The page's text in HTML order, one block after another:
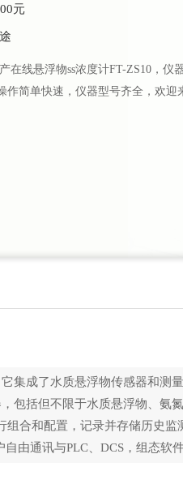
元
在线悬浮物ss浓度计FT-ZS10，
作简单快速，仪器型号齐全，欢迎
集成了水质悬浮物传感器和测
包括但不限于水质悬浮物、氨
组合和配置，记录并存储历史
由通讯与PLC、DCS，组态软